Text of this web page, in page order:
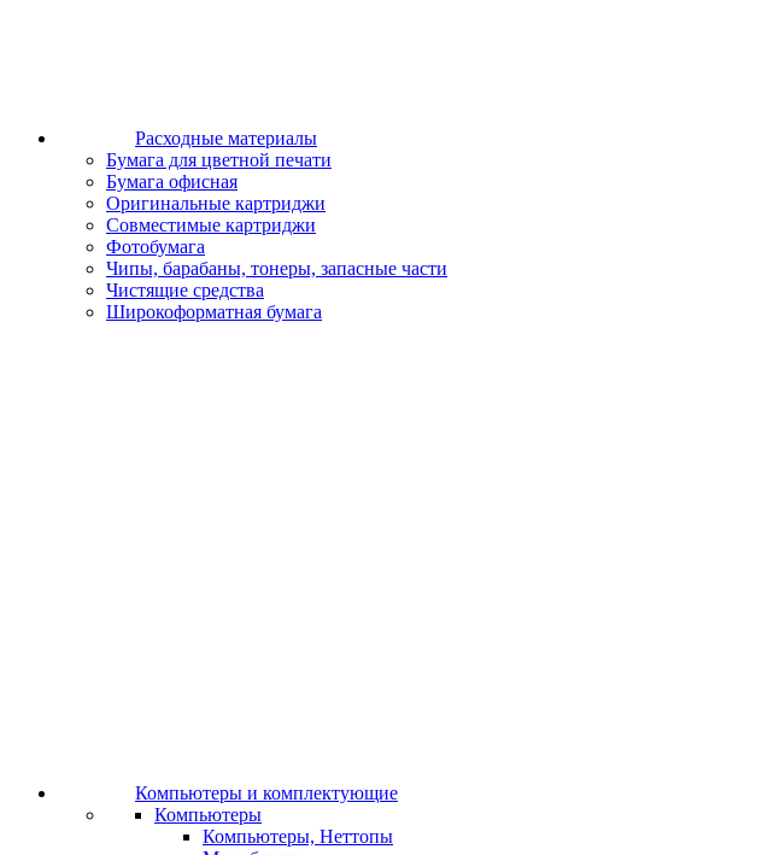
Расходные материалы
Бумага для цветной печати
Бумага офисная
Оригинальные картриджи
Совместимые картриджи
Фотобумага
Чипы, барабаны, тонеры, запасные части
Чистящие средства
Широкоформатная бумага
Компьютеры и комплектующие
Компьютеры
Компьютеры, Неттопы